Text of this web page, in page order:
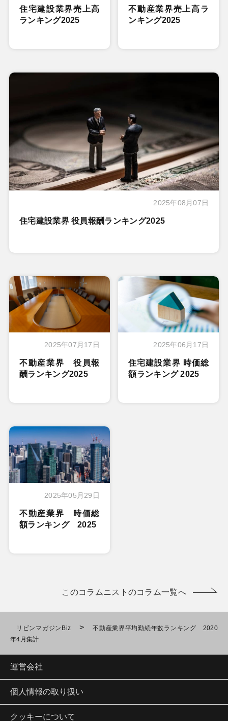
住宅建設業界売上高
ランキング2025
不動産業界売上高ラ
ンキング2025
2025年08月07日
住宅建設業界 役員報酬ランキング2025
2025年07月17日
不動産業界 役員報
酬ランキング2025
2025年06月17日
住宅建設業界 時価総
額ランキング 2025
2025年05月29日
不動産業界 時価総
額ランキング 2025
このコラムニストのコラム一覧へ
リビンマガジンBiz >
不動産業界平均勤続年数ランキング 2020
年4月集計
運営会社
個人情報の取り扱い
クッキーについて